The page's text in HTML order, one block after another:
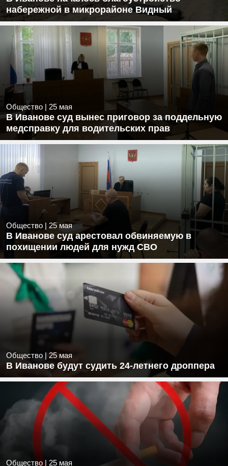
набережной в микрорайоне Видный
Общество | 25 мая
В Иванове суд вынес приговор за поддельную
медсправку для водительских прав
Общество | 25 мая
В Иванове суд арестовал обвиняемую в
похищении людей для нужд СВО
Общество | 25 мая
В Иванове будут судить 24-летнего дроппера
Общество | 25 мая